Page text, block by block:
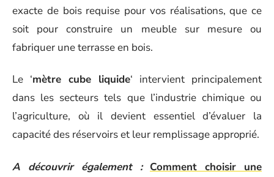
exacte de bois requise pour vos réalisations, que ce
soit pour construire un meuble sur mesure ou
fabriquer une terrasse en bois.
Le ‘mètre cube liquide‘ intervient principalement
dans les secteurs tels que l’industrie chimique ou
l’agriculture, où il devient essentiel d’évaluer la
capacité des réservoirs et leur remplissage approprié.
A découvrir également : Comment choisir une